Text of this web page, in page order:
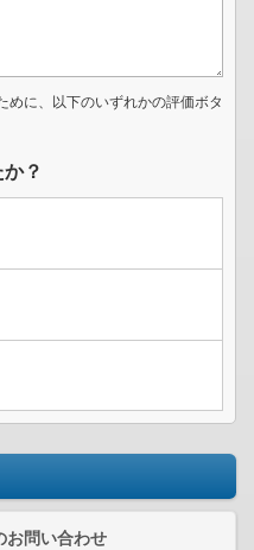
めに、以下のいずれかの評価ボタ
？
お問い合わせ